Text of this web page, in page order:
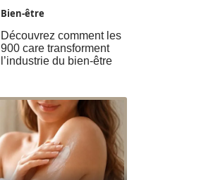
Bien-être
Découvrez comment les
900 care transforment
l’industrie du bien-être